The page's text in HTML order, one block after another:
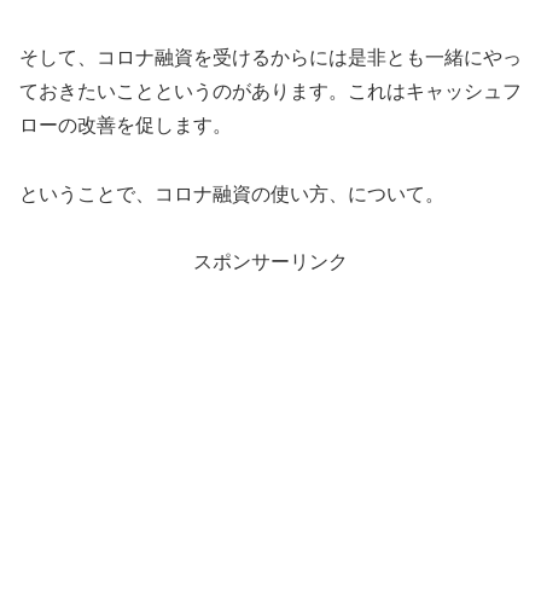
そして、コロナ融資を受けるからには是非とも一緒にやっ
ておきたいことというのがあります。これはキャッシュフ
ローの改善を促します。
ということで、コロナ融資の使い方、について。
スポンサーリンク